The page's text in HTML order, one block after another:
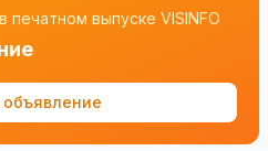
печатном выпуске VISINFO